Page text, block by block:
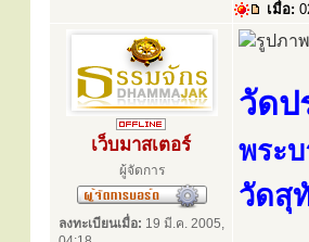
เมื่อ:
เว็บมาสเตอร์
ผู้จัดการ
ลงทะเบียนเมื่อ: 19 มี.ค. 2005,
วัดป
พระ
วัดสุ